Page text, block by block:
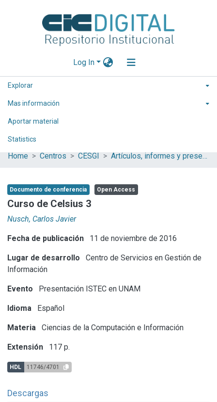
Log In
Explorar
Mas información
Aportar material
Statistics
Home Centros CESGI Artículos, informes y presentaciones en Congresos CESGI
Documento de conferencia Open Access
Curso de Celsius 3
Nusch, Carlos Javier
Fecha de publicación 11 de noviembre de 2016
Lugar de desarrollo
Centro de Servicios en Gestión de
Información
Evento Presentación ISTEC en UNAM
Idioma Español
Materia Ciencias de la Computación e Información
Extensión 117 p.
HDL 11746/4701
Descargas